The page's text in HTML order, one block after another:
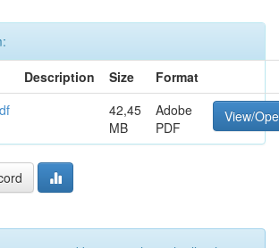
Description Size
Format
42,45
MB
Adobe
PDF
View/